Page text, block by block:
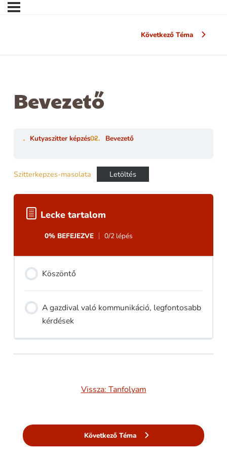
Következő Téma
Bevezető
Kutyaszitter képzés Bevezető
Szitterkepzes-masolata Letöltés
Lecke tartalom
0% BEFEJEZVE 0/2 lépés
Köszöntő
A gazdival való kommunikáció, legfontosabb
kérdések
Vissza: Tanfolyam
Következő Téma